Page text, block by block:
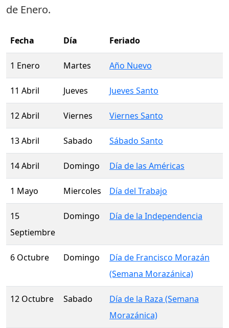
de Enero.
Fecha Día Feriado
1 Enero Martes Año Nuevo
11 Abril Jueves Jueves Santo
12 Abril Viernes Viernes Santo
13 Abril Sabado Sábado Santo
14 Abril Domingo Día de las Américas
1 Mayo Miercoles Día del Trabajo
15
Septiembre
Domingo Día de la Independencia
6 Octubre Domingo
Día de Francisco Morazán
(Semana Morazánica)
12 Octubre Sabado
Día de la Raza (Semana
Morazánica)